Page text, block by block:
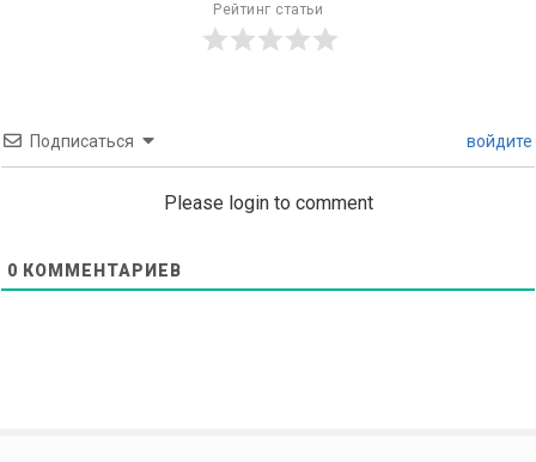
Рейтинг статьи
Подписаться войдите
Please login to comment
0 КОММЕНТАРИЕВ